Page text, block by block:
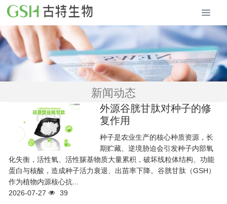
新闻动态
外源谷胱甘肽对种子的修
复作用
种子是农业生产的核心种质资源，长
期贮藏、逆境胁迫会引发种子内部氧
化失衡，活性氧、活性羰基物质大量累积，破坏线粒体结构、功能
蛋白与核酸，造成种子活力衰退、出苗率下降。谷胱甘肽（GSH）
作为植物内源核心抗...
2026-07-27
39